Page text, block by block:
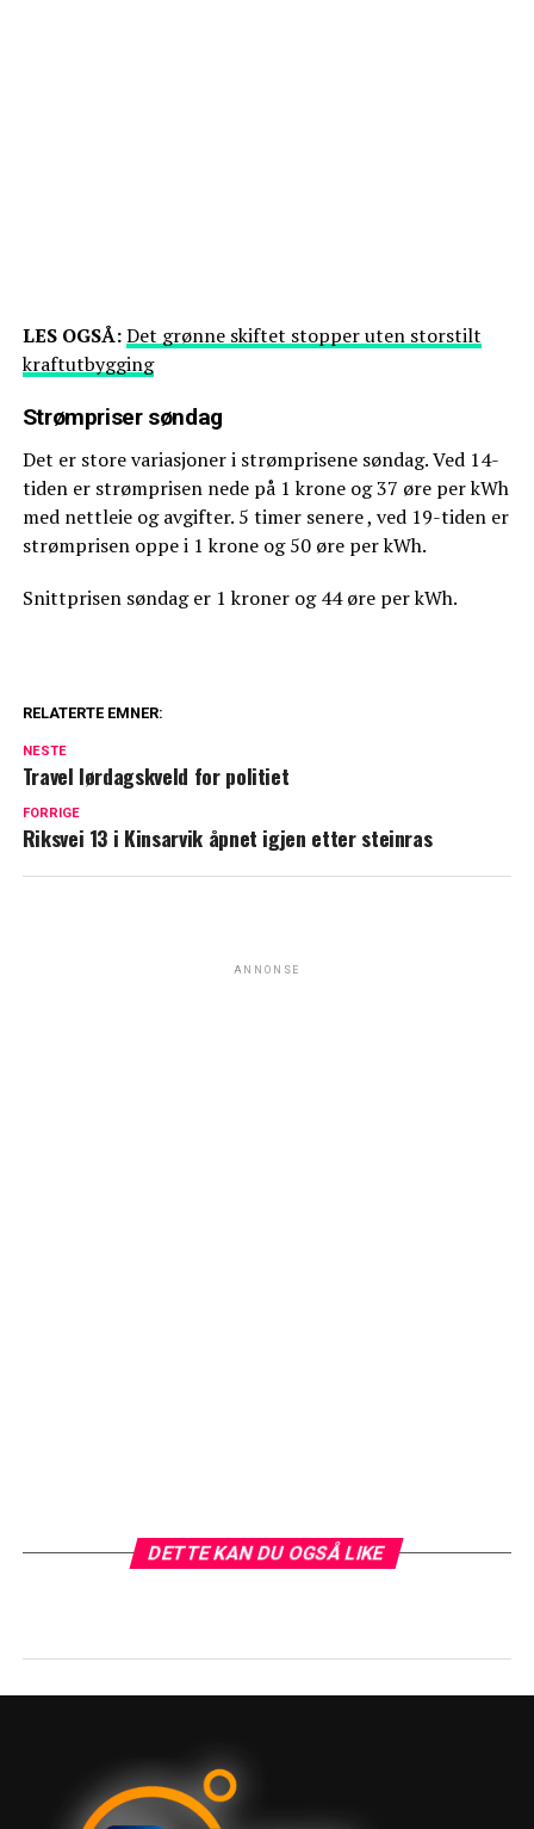
LES OGSÅ:Det grønne skiftet stopper uten storstilt
kraftutbygging
Strømpriser søndag
Det er store variasjoner i strømprisene søndag. Ved 14-
tiden er strømprisen nede på 1 krone og 37 øre per kWh
med nettleie og avgifter. 5 timer senere , ved 19-tiden er
strømprisen oppe i 1 krone og 50 øre per kWh.
Snittprisen søndag er 1 kroner og 44 øre per kWh.
RELATERTE EMNER:
NESTE
Travel lørdagskveld for politiet
FORRIGE
Riksvei 13 i Kinsarvik åpnet igjen etter steinras
ANNONSE
DETTE KAN DU OGSÅ LIKE